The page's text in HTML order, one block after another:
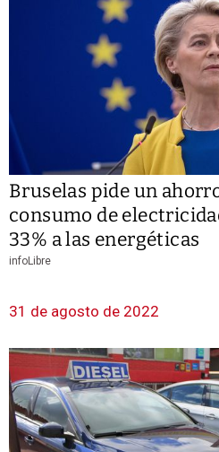
Bruselas pide un
consumo de
33% a las energéticas
infoLibre
31 de agosto de 2022